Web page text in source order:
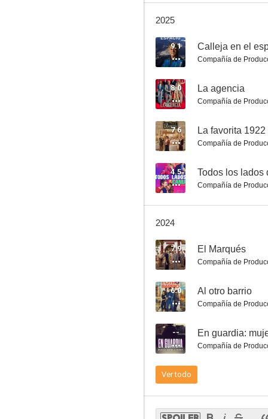
7.5
Los nuestros
Odio el verano
6.9
2025
9.1 Calleja en el
Compañía de
8.0 La agencia
Compañía de
7.6 La favorita 1922
Compañía de
4.5 Todos los lados
Compañía de
2024
7.9 El Marqués
Compañía de
6.0 Al otro barrio
Compañía de
-- En guardia:
Compañía de
Ver todo